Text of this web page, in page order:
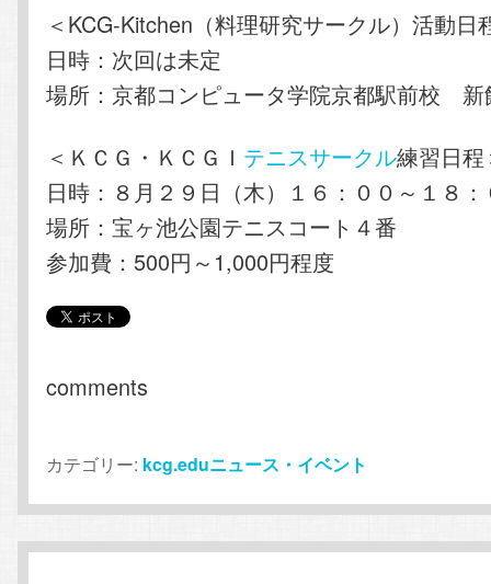
＜KCG-Kitchen（料理研究サークル）活動日
日時：次回は未定
場所：京都コンピュータ学院京都駅前校 新
＜ＫＣＧ・ＫＣＧＩ テニスサークル練習日程
日時：８月２９日（木）１６：００～１８
場所：宝ヶ池公園テニスコート４番
参加費：500円～1,000円程度
comments
カテゴリー: kcg.eduニュース・イベント